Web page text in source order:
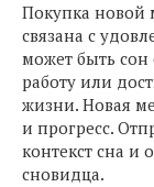
Покупка новой
связана с
может быть
работу или
жизни. Новая
и прогресс.
контекст сна и
сновидца.